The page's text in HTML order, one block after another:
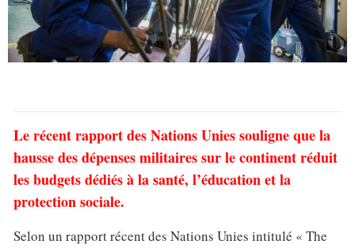
Le récent rapport des Nations Unies souligne que la
hausse des dépenses militaires sur le continent réduit
les budgets dédiés à la santé, l’éducation et la
protection sociale.
Selon un rapport récent des Nations Unies intitulé « The